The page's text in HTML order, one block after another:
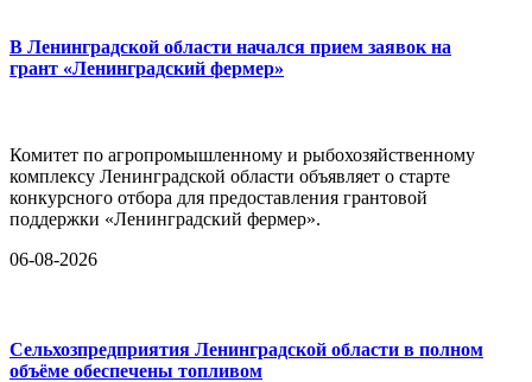
В Ленинградской области начался прием заявок на
грант «Ленинградский фермер»
Комитет по агропромышленному и рыбохозяйственному
комплексу Ленинградской области объявляет о старте
конкурсного отбора для предоставления грантовой
поддержки «Ленинградский фермер».
06-08-2026
Сельхозпредприятия Ленинградской области в полном
объёме обеспечены топливом